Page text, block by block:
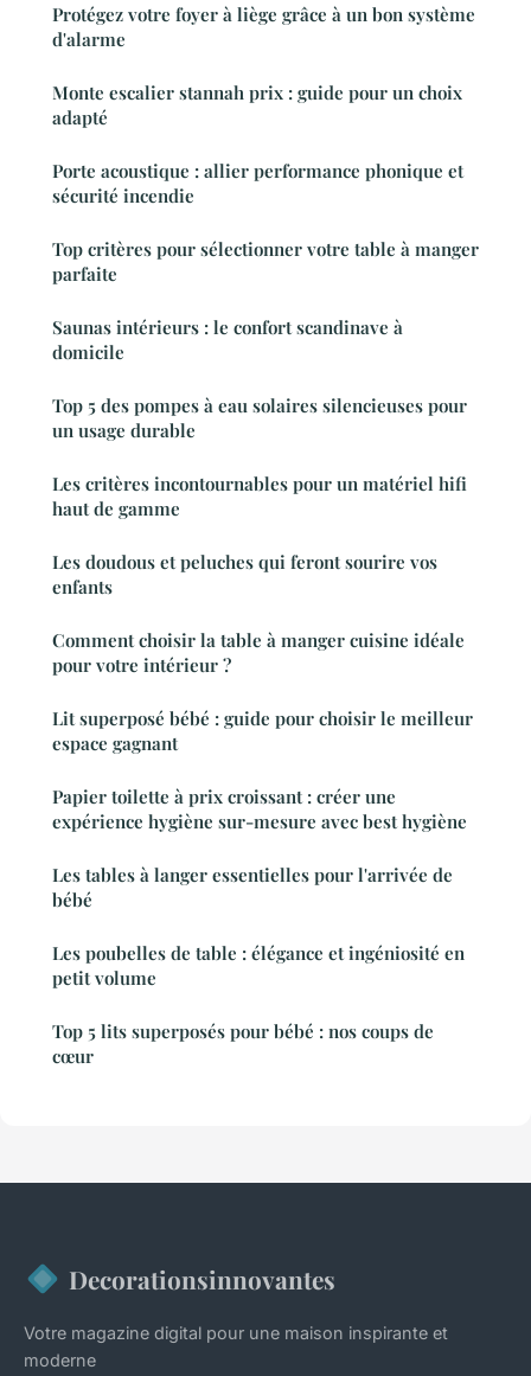
Protégez votre foyer à liège grâce à un bon système
d'alarme
Monte escalier stannah prix : guide pour un choix
adapté
Porte acoustique : allier performance phonique et
sécurité incendie
Top critères pour sélectionner votre table à manger
parfaite
Saunas intérieurs : le confort scandinave à
domicile
Top 5 des pompes à eau solaires silencieuses pour
un usage durable
Les critères incontournables pour un matériel hifi
haut de gamme
Les doudous et peluches qui feront sourire vos
enfants
Comment choisir la table à manger cuisine idéale
pour votre intérieur ?
Lit superposé bébé : guide pour choisir le meilleur
espace gagnant
Papier toilette à prix croissant : créer une
expérience hygiène sur-mesure avec best hygiène
Les tables à langer essentielles pour l'arrivée de
bébé
Les poubelles de table : élégance et ingéniosité en
petit volume
Top 5 lits superposés pour bébé : nos coups de
cœur
Decorationsinnovantes
Votre magazine digital pour une maison inspirante et
moderne